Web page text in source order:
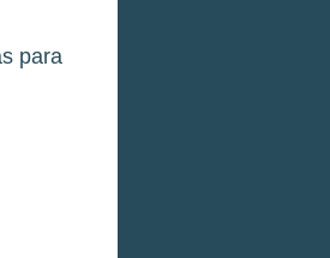
para